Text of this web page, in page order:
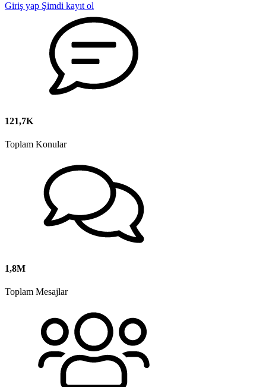
Giriş yap Şimdi kayıt ol
121,7K
Toplam Konular
1,8M
Toplam Mesajlar